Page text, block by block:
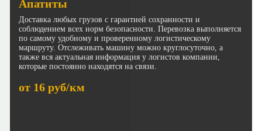
Апатиты
Доставка любых грузов с гарантией сохранности и
соблюдением всех норм безопасности. Перевозка выполняется
по самому удобному и проверенному логистическому
маршруту. Отслеживать машину можно круглосуточно, а
также вся актуальная информация у логистов компании,
которые постоянно находятся на связи.
от 16 руб/км